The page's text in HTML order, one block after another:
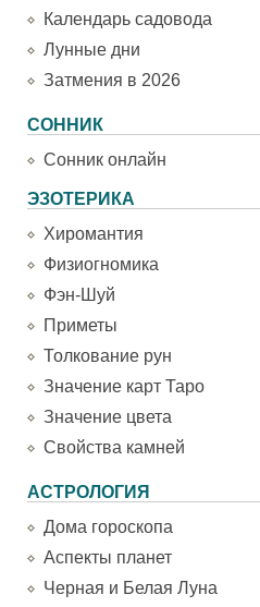
Календарь садовода
Лунные дни
Затмения в 2026
СОННИК
Сонник онлайн
ЭЗОТЕРИКА
Хиромантия
Физиогномика
Фэн-Шуй
Приметы
Толкование рун
Значение карт Таро
Значение цвета
Свойства камней
АСТРОЛОГИЯ
Дома гороскопа
Аспекты планет
Черная и Белая Луна